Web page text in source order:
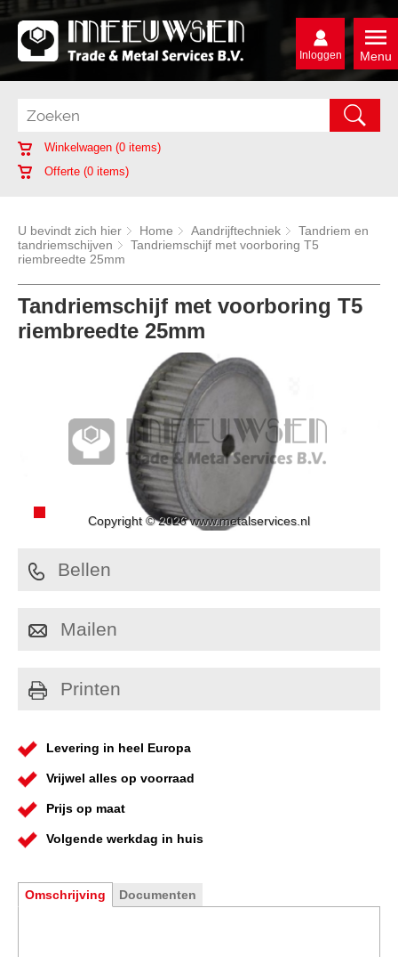
Menu
Inloggen
Winkelwagen (0 items)
Offerte (0 items)
U bevindt zich hier Home Aandrijftechniek
Tandriem en
tandriemschijven
Tandriemschijf met voorboring T5
riembreedte 25mm
Tandriemschijf met voorboring T5
riembreedte 25mm
Copyright © 2026 www.metalservices.nl
Bellen
Mailen
Printen
Levering in heel Europa
Vrijwel alles op voorraad
Prijs op maat
Volgende werkdag in huis
Omschrijving Documenten